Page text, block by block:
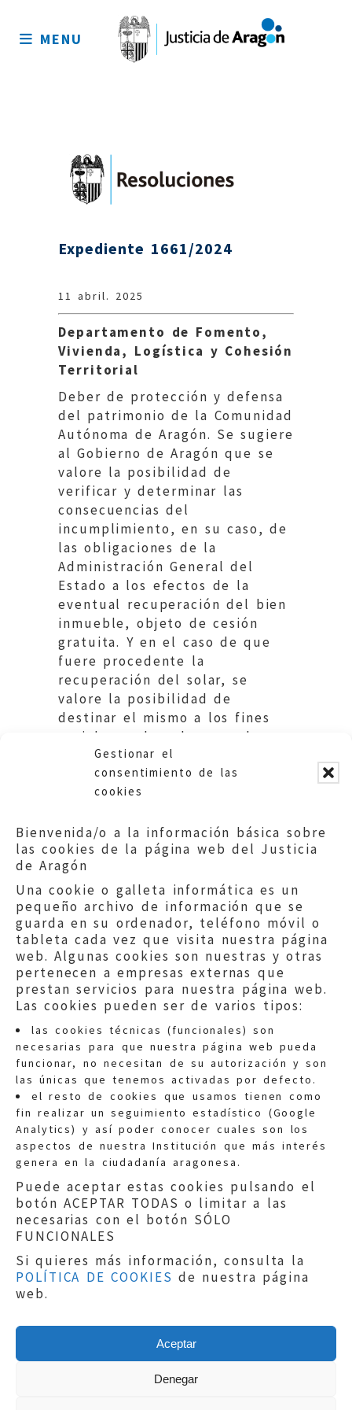
Gestionar el
consentimiento de las
cookies
Bienvenida/o a la información básica sobre
las cookies de la página web del Justicia
de Aragón
Una cookie o galleta informática es un
pequeño archivo de información que se
guarda en su ordenador, teléfono móvil o
tableta cada vez que visita nuestra página
web. Algunas cookies son nuestras y otras
pertenecen a empresas externas que
prestan servicios para nuestra página web.
Las cookies pueden ser de varios tipos:
las cookies técnicas (funcionales) son
necesarias para que nuestra página web pueda
funcionar, no necesitan de su autorización y son
las únicas que tenemos activadas por defecto.
el resto de cookies que usamos tienen como
fin realizar un seguimiento estadístico (Google
Analytics) y así poder conocer cuales son los
aspectos de nuestra Institución que más interés
genera en la ciudadanía aragonesa.
Puede aceptar estas cookies pulsando el
botón ACEPTAR TODAS o limitar a las
necesarias con el botón SÓLO
FUNCIONALES
Si quieres más información, consulta la
POLÍTICA DE COOKIES de nuestra página
web.
Aceptar
Denegar
sitio
MENU
Expediente 1661/2024
11 abril. 2025
Departamento de Fomento,
Vivienda, Logística y Cohesión
Territorial
Deber de protección y defensa
del patrimonio de la Comunidad
Autónoma de Aragón. Se sugiere
al Gobierno de Aragón que se
valore la posibilidad de
verificar y determinar las
consecuencias del
incumplimiento, en su caso, de
las obligaciones de la
Administración General del
Estado a los efectos de la
eventual recuperación del bien
inmueble, objeto de cesión
gratuita. Y en el caso de que
fuere procedente la
recuperación del solar, se
valore la posibilidad de
destinar el mismo a los fines
sociales reclamados por algunos
sectores vecinales.
Quejas:quejas@eljusticiadearagon.es
Información general:
informacion@eljusticiadearagon.es
Teléfonos:900 210 210/
Aviso legal|Política de privacidad|
Protección de Datos
Política de cookies
Copyright © 2019El Justicia de Aragón|
Sephor Consulting